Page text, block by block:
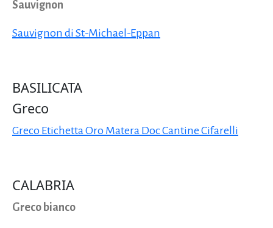
Sauvignon
Sauvignon di St-Michael-Eppan
BASILICATA
Greco
Greco Etichetta Oro Matera Doc Cantine Cifarelli
CALABRIA
Greco bianco